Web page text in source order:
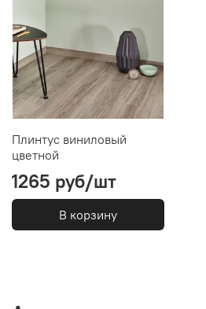
Плинтус виниловый
цветной
1265 руб/шт
В корзину